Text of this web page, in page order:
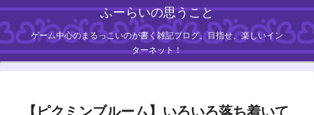
ふーらいの思うこと
ゲーム中心のまるっこいのが書く雑記ブログ。目指せ、楽しいイン
ターネット！
【ピクミンブルーム】いろいろ落ち着いて